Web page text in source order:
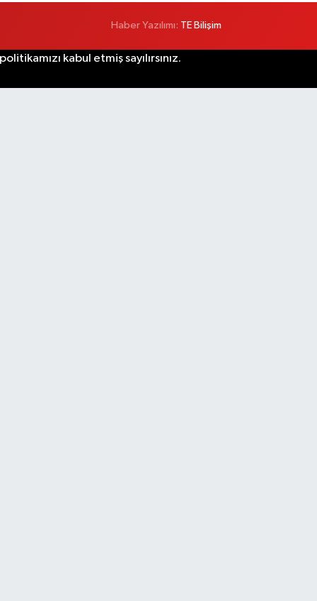
Haber Yazılımı: TE Bilişim
kabul etmiş sayılırsınız.